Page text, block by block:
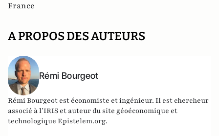
France
A PROPOS DES AUTEURS
Rémi Bourgeot
Rémi Bourgeot est économiste et ingénieur. Il est chercheur
associé à l’IRIS et auteur du site géoéconomique et
technologique Epistelem.org.